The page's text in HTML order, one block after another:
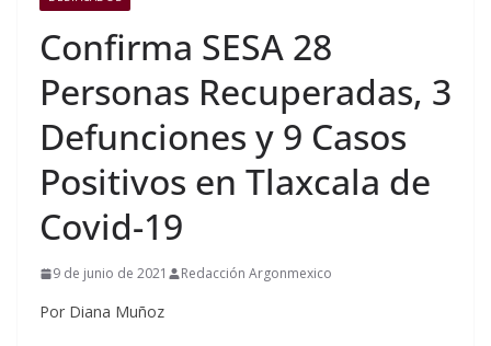
Confirma SESA 28
Personas Recuperadas, 3
Defunciones y 9 Casos
Positivos en Tlaxcala de
Covid-19
9 de junio de 2021 Redacción Argonmexico
Por Diana Muñoz